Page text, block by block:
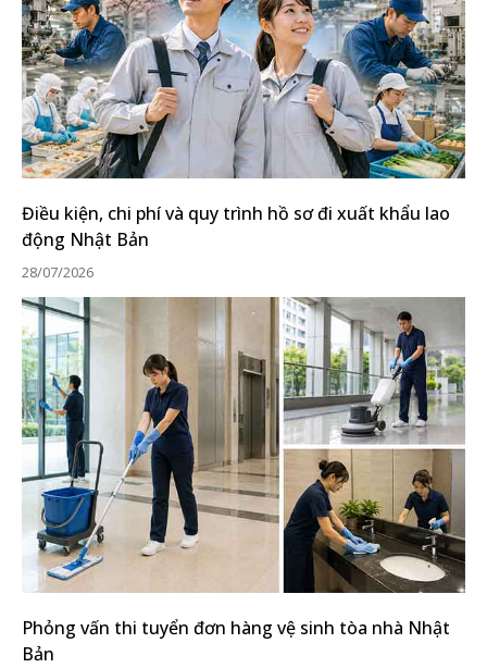
Điều kiện, chi phí và quy trình hồ sơ đi xuất khẩu lao
động Nhật Bản
28/07/2026
Phỏng vấn thi tuyển đơn hàng vệ sinh tòa nhà Nhật
Bản